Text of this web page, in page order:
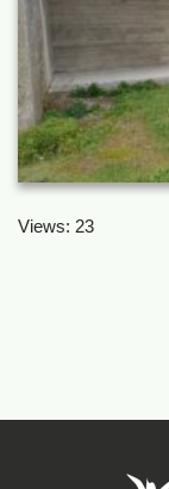
Views: 23